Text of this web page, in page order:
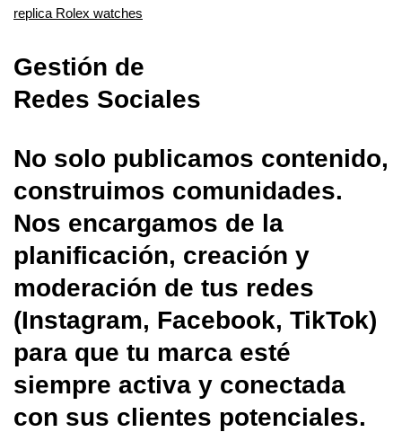
replica Rolex watches
Gestión de
Redes Sociales
No solo publicamos contenido,
construimos comunidades.
Nos encargamos de la
planificación, creación y
moderación de tus redes
(Instagram, Facebook, TikTok)
para que tu marca esté
siempre activa y conectada
con sus clientes potenciales.